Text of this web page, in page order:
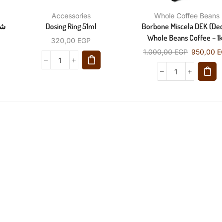
Accessories
Dosing Ring 51ml
320,00 EGP
Whole Coffee Beans
Borbone Miscela DEK
Whole Beans Coffee –
1.000,00EGP 950,00